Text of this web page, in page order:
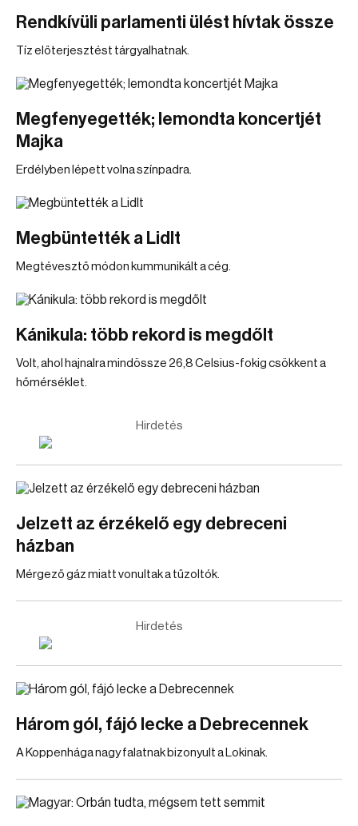
Rendkívüli parlamenti ülést hívtak össze
Tíz előterjesztést tárgyalhatnak.
Megfenyegették; lemondta koncertjét
Majka
Erdélyben lépett volna színpadra.
Megbüntették a Lidlt
Megtévesztő módon kummunikált a cég.
Kánikula: több rekord is megdőlt
Volt, ahol hajnalra mindössze 26,8 Celsius-fokig csökkent a
hőmérséklet.
Hirdetés
Jelzett az érzékelő egy debreceni
házban
Mérgező gáz miatt vonultak a tűzoltók.
Hirdetés
Három gól, fájó lecke a Debrecennek
A Koppenhága nagy falatnak bizonyult a Lokinak.